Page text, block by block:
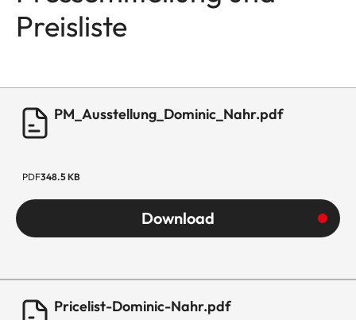
Preisliste
PM_Ausstellung_Dominic_Nahr.pdf
PDF348.5 KB
Download
Pricelist-Dominic-Nahr.pdf